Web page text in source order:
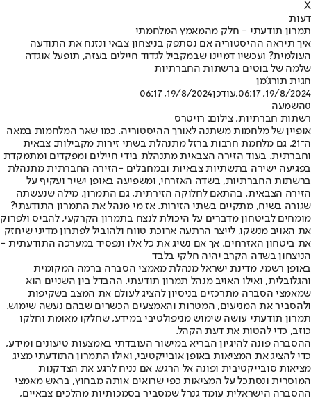
X
דעות
תמרון תודעתי - חלק מהמאמץ המלחמתי
איך תיראה ההיסטוריה אם נסתפק בניצחון צבאי ונזנח את התודעה
העולמית? ועכשיו דמיינו שבמקביל לגדוד חיילים בעזה, תופעל אוגדה
שלמה של בוטים ברשתות החברתיות
חגית תורג'מן
19/8/2024, 06:17
,עודכן19/8/2024, 06:17
0השמעה
רשתות חברתיות, צילום: רויטרס
אופיין של מלחמות משתנה לאורך ההיסטוריה. כמו שאר המלחמות במאה
ה־21, גם מלחמת חרבות ברזל מתנהלת בשתי זירות מקבילות: צבאית
וחברתית. בעוד הזירה הצבאית מתנהלת בידי חיילים ומפקדים ומתמקדת
בפגיעה ישירה בתשתיות צבאיות ובמחבלים -הזירה החברתית מתנהלת
ברשתות החברתיות, בשדה האזרחי, ומשפיעה באופן ישיר ועקיף על
הזירה הצבאית. בהתאם לחלוקה הזירתית, גם התמרון, מילה שנעשתה
שגורה בשיח, מתקיים בשתי הזירות. אז מי מנהל את התמרון התודעתי?
מומחים לביטחון מדברים על היכולת לנצח בתמרון הקרקעי, להביס ולפרוק
את האויב מנשקו, לייצר הרתעה ארוכת טווח ולהוביל לפתרון מדיני שיחזק
את ביטחון האזרחים. אך אם נשיג את כל אלו ונפסיד במערכה התודעתית -
הניצחון בשדה הקרב יהיה חלקי בלבד
באופן רשמי, מדינת ישראל מנהלת מאמצי הסברה ברמה המקומית
והגלובלית, ואילו האויב מנהל תמרון תודעתי. ההבדל בין השניים הוא
שמאמצי הסברה מתרכזים בניסיון להציג לעולם את המצב בשקיפות
ולהסביר את המניעים, המטרות והאמצעים הכשרים שבהם נעשה שימוש.
תמרון תודעתי עושה שימוש מניפולטיבי במידע, שחלקו מאומת וחלקו
כוזב, כדי להטות את דעת הקהל.
ההסברה פונה להיגיון הבריא במישור העובדתי באמצעות טיעונים ומידע,
כדי להציג את המציאות באופן אובייקטיבי, ואילו התמרון התודעתי מציג
מציאות סובייקטיבית ופונה אל הרגש. אם נניח לרגע את הצדקנות
המוסרית ונסתכל על המציאות כפי שרואים אותה מבחוץ, בראש מאמצי
ההסברה הישראלית עומד גנרל שמסביר בסמכותיות מהלכים צבאיים,